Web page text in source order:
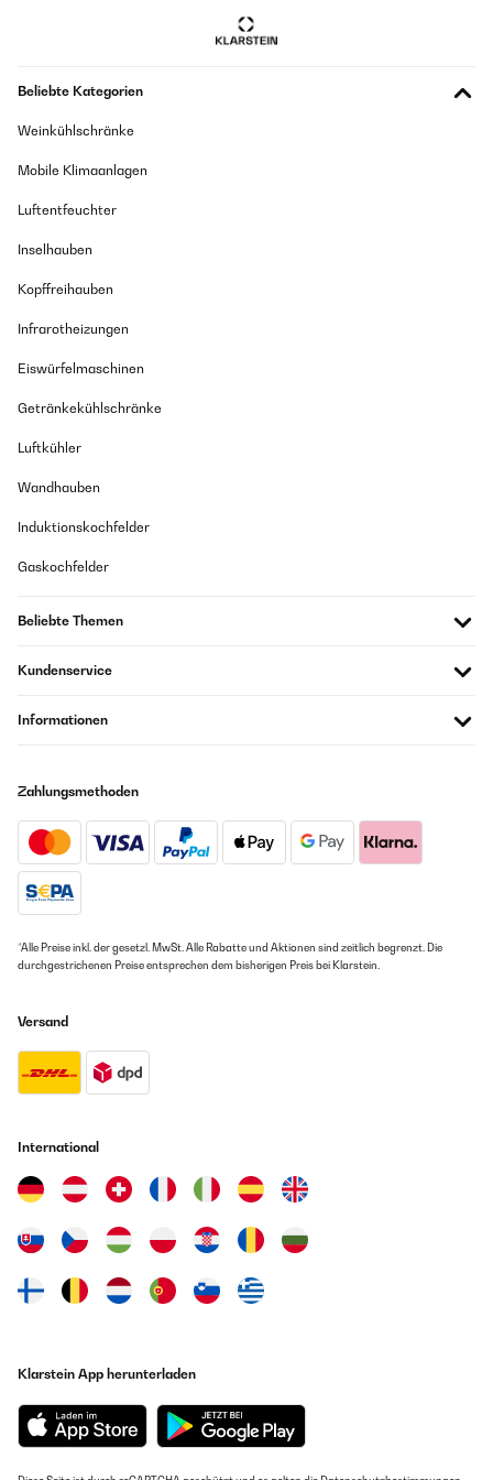
bouge absolument pas.Grâce au support fourni on peut aussi
l'accrocher au mur si on le souhaite.Il est apte à être dans une
cordon électrique est assez long et bien protégé.Concernant la
de 10 minutes, une salle de bain de 10 m².Branché sur une prise
matin.Livré parfaitement protégé et dans un carton solide.
Utilisateur d'Amazon
Beliebte Kategorien
Weinkühlschränke
Mobile Klimaanlagen
Luftentfeuchter
Inselhauben
Kopffreihauben
Infrarotheizungen
Eiswürfelmaschinen
Getränkekühlschränke
Luftkühler
Wandhauben
Induktionskochfelder
Gaskochfelder
Beliebte Themen
Kundenservice
Informationen
Zahlungsmethoden
*Alle Preise inkl. der gesetzl. MwSt. Alle Rabatte und Aktionen sind zeitlich begrenzt. Die
durchgestrichenen Preise entsprechen dem bisherigen Preis bei Klarstein.
Versand
International
Klarstein App herunterladen